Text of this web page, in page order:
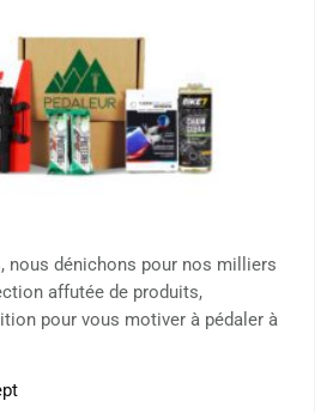
nous dénichons pour nos milliers
affutée de produits,
pour vous motiver à pédaler à